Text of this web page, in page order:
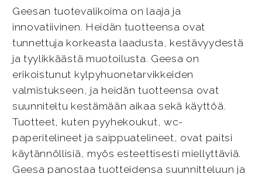
Geesan tuotevalikoima on laaja ja
innovatiivinen. Heidän tuotteensa ovat
tunnettuja korkeasta laadusta, kestävyydestä
ja tyylikkäästä muotoilusta. Geesa on
erikoistunut kylpyhuonetarvikkeiden
valmistukseen, ja heidän tuotteensa ovat
suunniteltu kestämään aikaa sekä käyttöä.
Tuotteet, kuten pyyhekoukut, wc-
paperitelineet ja saippuatelineet, ovat paitsi
käytännöllisiä, myös esteettisesti miellyttäviä.
Geesa panostaa tuotteidensa suunnitteluun ja